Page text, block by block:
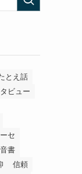
とえ話
ビュー
セ
書
信頼